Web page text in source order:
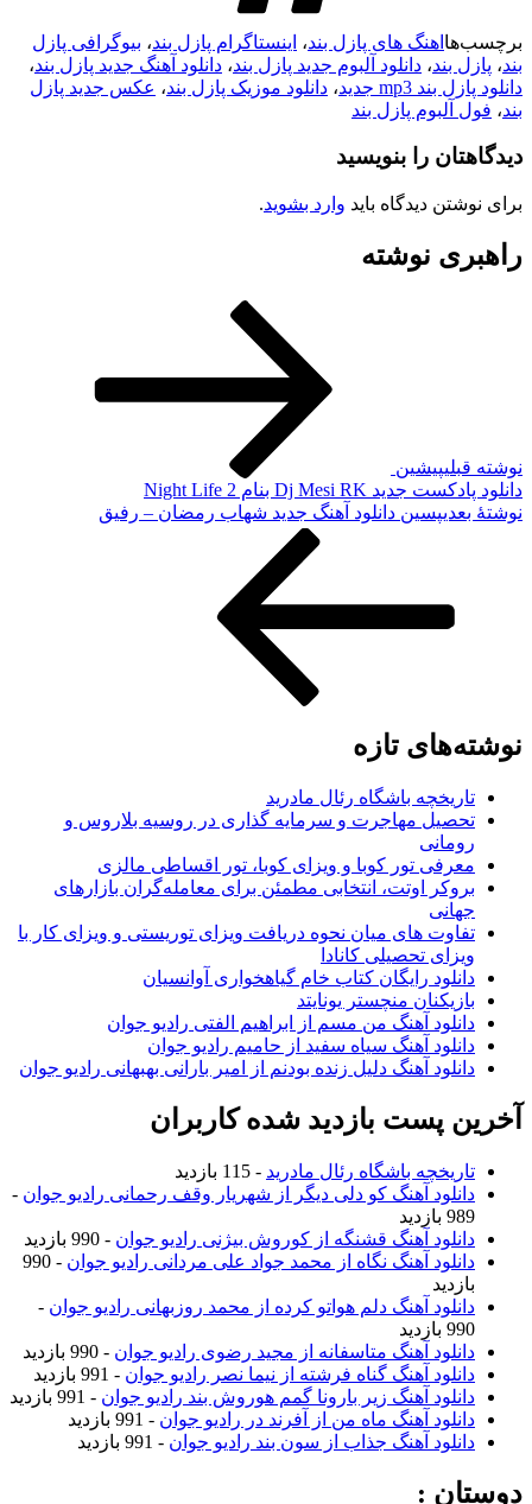
برچسب‌ها اهنگ های پازل بند، اینستاگرام پازل بند، بیوگرافی پازل
بند، پازل بند، دانلود آلبوم جدید پازل بند، دانلود آهنگ جدید پازل بند،
دانلود پازل بند mp3 جدید
، دانلود موزیک پازل بند، عکس جدید پازل
بند، فول آلبوم پازل بند
دیدگاهتان را بنویسید
برای نوشتن دیدگاه باید وارد بشوید.
راهبری نوشته
نوشته قبلیپیشین
دانلود پادکست جدید Dj Mesi RK بنام Night Life 2
نوشته‌ٔ بعدیپسین دانلود آهنگ جدید شهاب رمضان – رفیق
نوشته‌های تازه
تاریخچه باشگاه رئال مادرید
تحصیل مهاجرت و سرمایه گذاری در روسیه بلاروس و
رومانی
معرفی تور کوبا و ویزای کوبا، تور اقساطی مالزی
بروکر اوتت، انتخابی مطمئن برای معامله‌گران بازارهای
جهانی
تفاوت های میان نحوه دریافت ویزای توریستی و ویزای کار با
ویزای تحصیلی کانادا
دانلود رایگان کتاب خام گیاهخواری آوانسیان
بازیکنان منچستر یونایتد
دانلود آهنگ من مسم از ابراهیم الفتی رادیو جوان
دانلود آهنگ سیاه سفید از حامیم رادیو جوان
دانلود آهنگ دلیل زنده بودنم از امیر بارانی بهبهانی رادیو جوان
آخرین پست بازدید شده کاربران
تاریخچه باشگاه رئال مادرید - 115 بازدید
دانلود آهنگ کو دلی دیگر از شهریار وقف رحمانی رادیو جوان -
989 بازدید
دانلود آهنگ قشنگه از کوروش بیژنی رادیو جوان - 990 بازدید
دانلود آهنگ نگاه از محمد جواد علی مردانی رادیو جوان
- 990
بازدید
دانلود آهنگ دلم هواتو کرده از محمد روزبهانی رادیو جوان -
990 بازدید
دانلود آهنگ متاسفانه از مجید رضوی رادیو جوان - 990 بازدید
دانلود آهنگ گناه فرشته از نیما نصر رادیو جوان - 991 بازدید
دانلود آهنگ زیر بارونا گمم هوروش بند رادیو جوان - 991 بازدید
دانلود آهنگ ماه من از آفرند در رادیو جوان - 991 بازدید
دانلود آهنگ جذاب از سون بند رادیو جوان - 991 بازدید
دوستان :